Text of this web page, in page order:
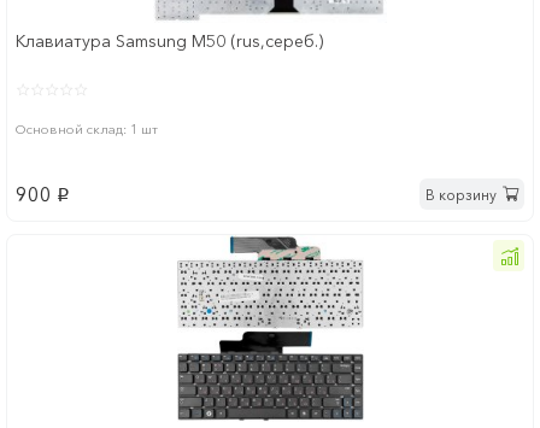
Клавиатура Samsung M50 (rus,сереб.)
Основной склад: 1 шт
900 p В корзину